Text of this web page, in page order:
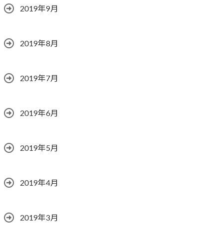
2019年9月
2019年8月
2019年7月
2019年6月
2019年5月
2019年4月
2019年3月